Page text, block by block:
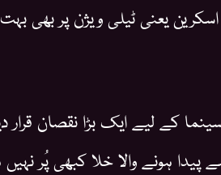
یعنی ٹیلی ویژن پر بھی بہت
کے لیے ایک بڑا نقصان قرار
ہونے والا خلا کبھی پُر